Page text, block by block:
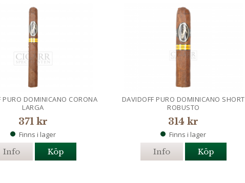
PURO DOMINICANO CORONA
LARGA
371 kr
Finns i lager
Info Köp
DAVIDOFF PURO DOMINICANO SHORT
ROBUSTO
314 kr
Finns i lager
Info Köp